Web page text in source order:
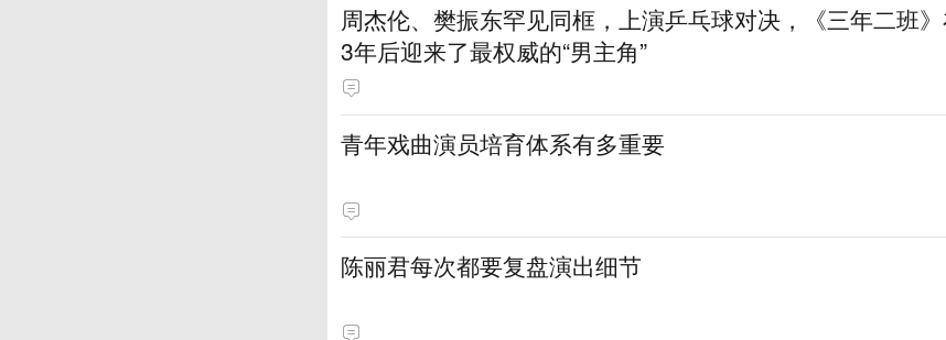
周杰伦、樊振东罕见同框，上演乒乓球对决，《三年二班
3年后迎来了最权威的“男主角”
青年戏曲演员培育体系有多重要
陈丽君每次都要复盘演出细节